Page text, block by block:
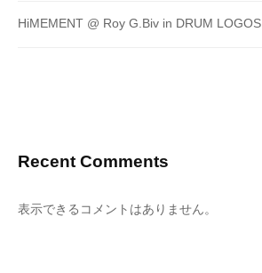
HiMEMENT @ Roy G.Biv in DRUM LOGOS
Recent Comments
表示できるコメントはありません。